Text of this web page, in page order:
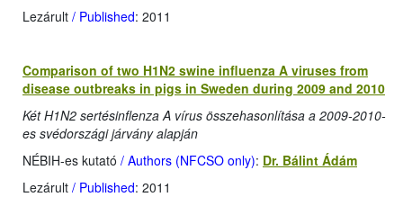
Lezárult / Published: 2011
Comparison of two H1N2 swine influenza A viruses from
disease outbreaks in pigs in Sweden during 2009 and 2010
Két H1N2 sertésinflenza A vírus összehasonlítása a 2009-2010-
es svédországi járvány alapján
NÉBIH-es kutató / Authors (NFCSO only): Dr. Bálint Ádám
Lezárult / Published: 2011